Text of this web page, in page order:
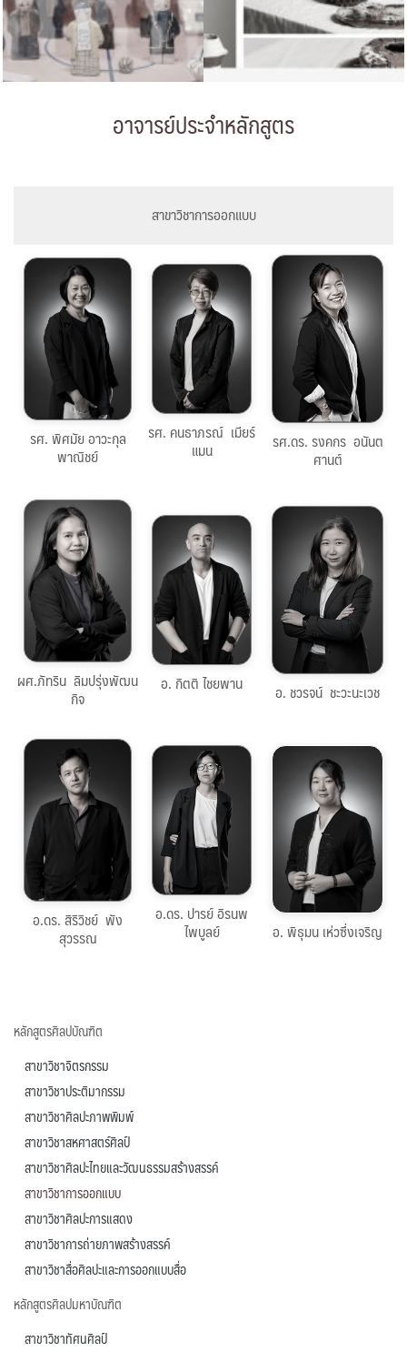
อาจารย์ประจำหลักสูตร
สาขาวิชาการออกแบบ
053-
944853
รศ. พิศมัย อาวะกุล
พาณิชย์
053-
944853
khontaporn.meerman@cmu.ac.th
คลิกดูประวัติ
รศ. คนธาภรณ์ เมียร์
แมน
053-
944853
rongkakorn.anantasan@cmu.ac.th
คลิกดูประวัติ
รศ.ดร. รงคกร อนันต
ศานต์
053-
944853
คลิกดู
ผศ.ภัทริน ลิมปรุ่งพัฒน
กิจ
053-
944853
kitti.chaiyaparn@cmu.ac.th
คลิกดูประวัติ
อ. กิตติ ไชยพาน
053-
944853
chawaroj.c@cmu.ac.th
คลิกดู
ประวัติ
อ. ชวรจน์ ชะวะนะเวช
053-
944853
คลิกดูประวัติ
อ.ดร. สิริวิชย์ พัง
สุวรรณ
053-
944853
parn.i@cmu.ac.th
คลิกดู
ประวัติ
อ.ดร. ปารย์ อิรนพ
ไพบูลย์
053-
944853
pitumon.h@cmu.ac.th
อ. พิธุมน เห่วซึ่งเจริญ
หลักสูตรศิลปบัณฑิต
สาขาวิชาจิตรกรรม
สาขาวิชาประติมากรรม
สาขาวิชาศิลปะภาพพิมพ์
สาขาวิชาสหศาสตร์ศิลป์
สาขาวิชาศิลปะไทยและวัฒนธรรมสร้างสรรค์
สาขาวิชาการออกแบบ
สาขาวิชาศิลปะการแสดง
สาขาวิชาการถ่ายภาพสร้างสรรค์
สาขาวิชาสื่อศิลปะและการออกแบบสื่อ
หลักสูตรศิลปมหาบัณฑิต
สาขาวิชาทัศนศิลป์